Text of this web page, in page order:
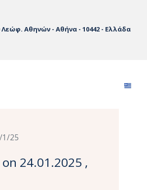
Λεώφ. Αθηνών - Αθήνα - 10442 - Ελλάδα
1/25
24.01.2025 ,